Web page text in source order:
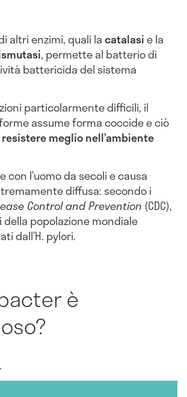
altri enzimi, quali lacatalasie la
, permette al batterio di
battericida del sistema
particolarmente difficili, il
assume forma coccide e ciò
resistere meglio nell’ambiente
con l’uomo da secoli e causa
diffusa: secondo i
Control and Prevention (CDC),
popolazione mondiale
dall’H. pylori.
è